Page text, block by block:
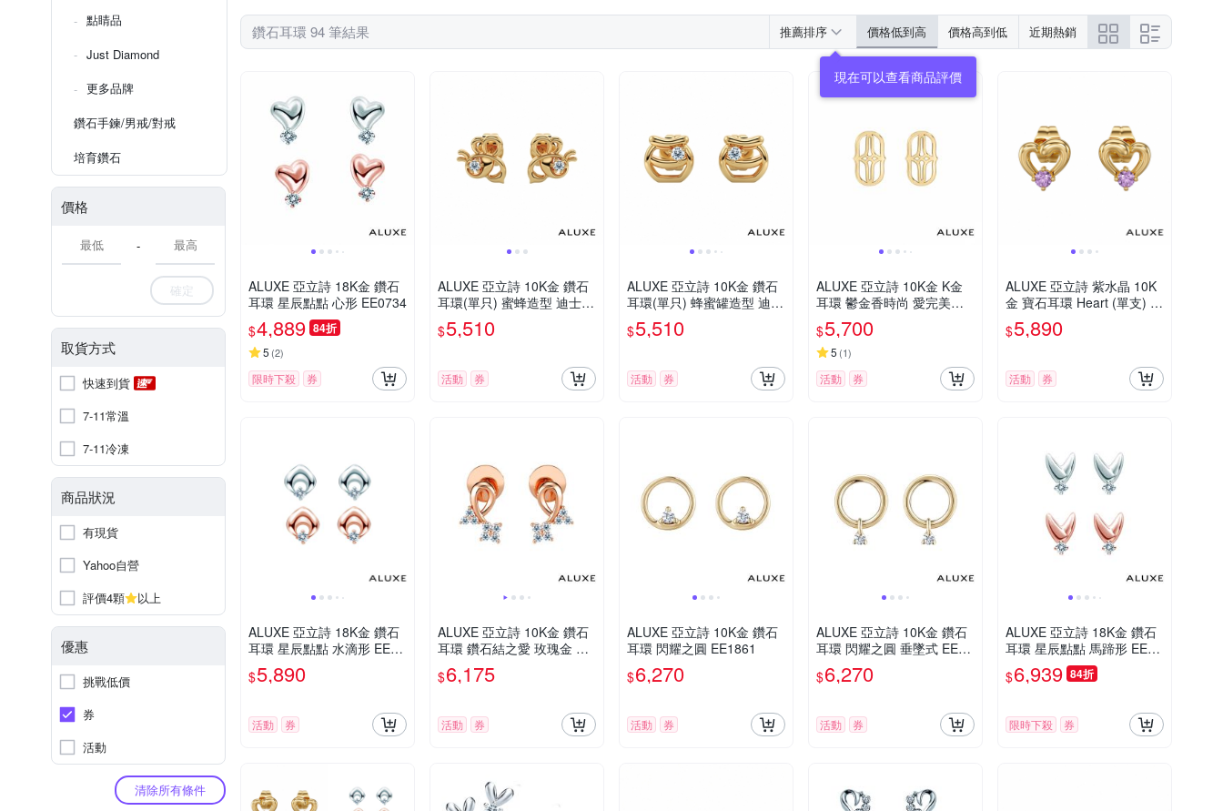
點睛品
Just Diamond
更多品牌
鑽石手鍊/男戒/對戒
培育鑽石
價格
-
確定
取貨方式
快速到貨
7-11常溫
7-11冷凍
商品狀況
有現貨
Yahoo自營
評價4顆
以上
優惠
挑戰低價
券
活動
清除所有條件
鑽石耳環 94 筆結果 推薦排序 價格低到高 價格高到低 近期熱銷
ALUXE 亞立詩 18K金 鑽石
耳環 星辰點點 心形 EE0734
$4,889 84折
5 (2)
限時下殺 券
ALUXE 亞立詩 10K金 鑽石
耳環(單只) 蜜蜂造型 迪士尼
小熊維尼系列 EEDW005 E
EDW015
$5,510
活動 券
ALUXE 亞立詩 10K金 鑽石
耳環(單只) 蜂蜜罐造型 迪士
尼 小熊維尼系列 EEDW003
EEDW013
$5,510
活動 券
ALUXE 亞立詩 10K金 K金
耳環 鬱金香時尚 愛完美系
列 遇見愛 EE0207
$5,700
5 (1)
活動 券
ALUXE 亞立詩 紫水晶 10K
金 寶石耳環 Heart (單支) 小
熊維尼 迪士尼系列 EEDW0
01 EEDW011
$5,890
活動 券
ALUXE 亞立詩 18K金 鑽石
耳環 星辰點點 水滴形 EE07
33
$5,890
活動 券
ALUXE 亞立詩 10K金 鑽石
耳環 鑽石結之愛 玫瑰金 EE
0104
$6,175
活動 券
ALUXE 亞立詩 10K金 鑽石
耳環 閃耀之圓 EE1861
$6,270
活動 券
ALUXE 亞立詩 10K金 鑽石
耳環 閃耀之圓 垂墜式 EE08
61
$6,270
活動 券
ALUXE 亞立詩 18K金 鑽石
耳環 星辰點點 馬蹄形 EE07
35
$6,939 84折
限時下殺 券